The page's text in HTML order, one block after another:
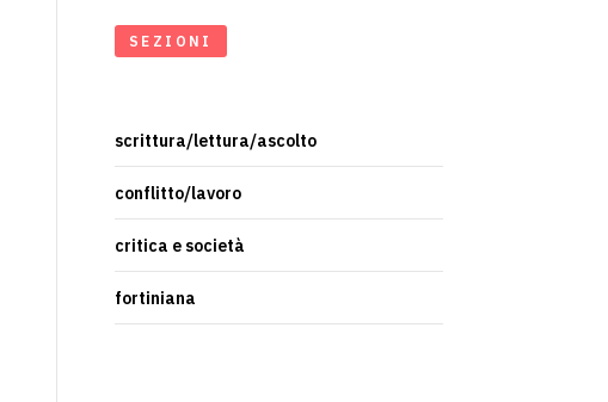
SEZIONI
scrittura/lettura/ascolto
conflitto/lavoro
critica e società
fortiniana